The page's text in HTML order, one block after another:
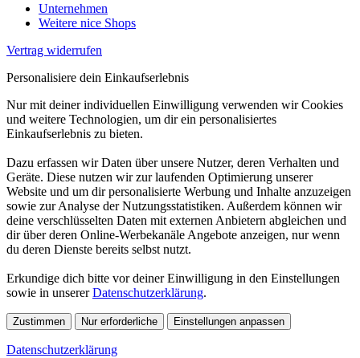
Unternehmen
Weitere nice Shops
Vertrag widerrufen
Personalisiere dein Einkaufserlebnis
Nur mit deiner individuellen Einwilligung verwenden wir Cookies
und weitere Technologien, um dir ein personalisiertes
Einkaufserlebnis zu bieten.
Dazu erfassen wir Daten über unsere Nutzer, deren Verhalten und
Geräte. Diese nutzen wir zur laufenden Optimierung unserer
Website und um dir personalisierte Werbung und Inhalte anzuzeigen
sowie zur Analyse der Nutzungsstatistiken. Außerdem können wir
deine verschlüsselten Daten mit externen Anbietern abgleichen und
dir über deren Online-Werbekanäle Angebote anzeigen, nur wenn
du deren Dienste bereits selbst nutzt.
Erkundige dich bitte vor deiner Einwilligung in den Einstellungen
sowie in unsererDatenschutzerklärung.
Zustimmen Nur erforderliche Einstellungen anpassen
Datenschutzerklärung